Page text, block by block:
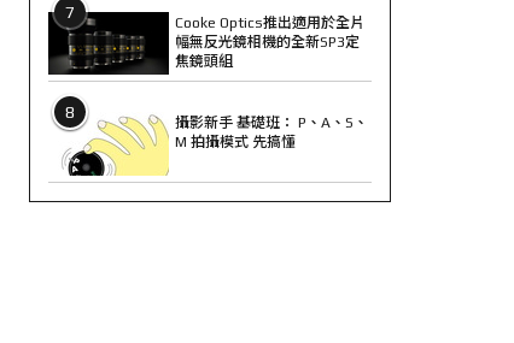
7
Cooke Optics推出適用於全片
幅無反光鏡相機的全新SP3定
焦鏡頭組
8
攝影新手 基礎班： P、A、S、
M 拍攝模式 先搞懂